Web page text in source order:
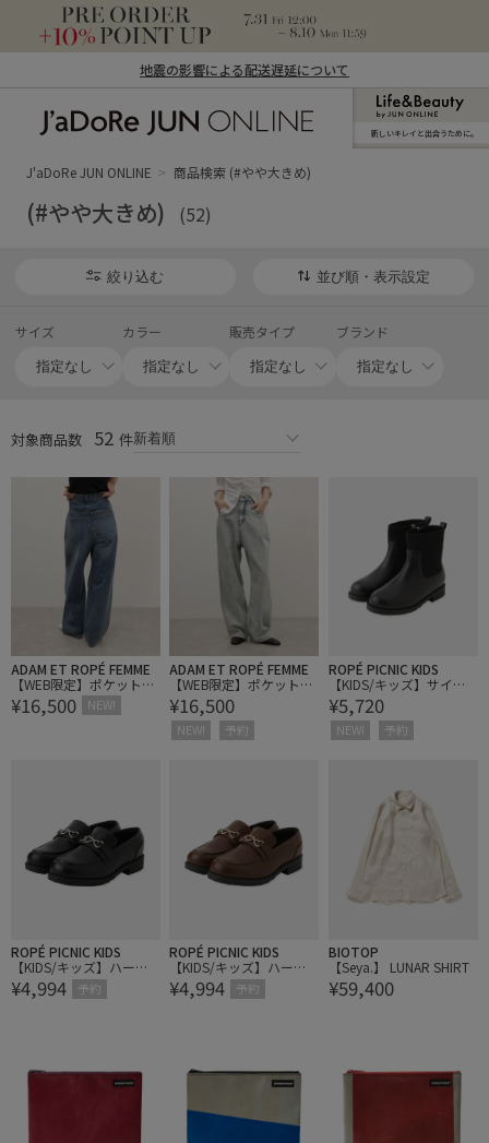
地震の影響による配送遅延について
ン オンライン）
新しいキレイと出合うために。
J'aDoRe JUN ONLINE 商品検索 (#やや大きめ)
(#やや大きめ) (52)
絞り込む 並び順・表示設定
サイズ カラー 販売タイプ ブランド
対象商品数 52 件
ADAM ET ROPÉ FEMME
【WEB限定】ポケットタ
ックセミワイドデニム
¥16,500 NEW!
ADAM ET ROPÉ FEMME
【WEB限定】ポケットタ
ックセミワイドデニム
¥16,500
NEW! 予約
ROPÉ PICNIC KIDS
【KIDS/キッズ】サイド
ゴアブーツ
¥5,720
NEW! 予約
ROPÉ PICNIC KIDS
【KIDS/キッズ】ハート
ビットローファー
¥4,994 予約
ROPÉ PICNIC KIDS
【KIDS/キッズ】ハート
ビットローファー
¥4,994 予約
BIOTOP
【Seya.】 LUNAR SHIRT
¥59,400